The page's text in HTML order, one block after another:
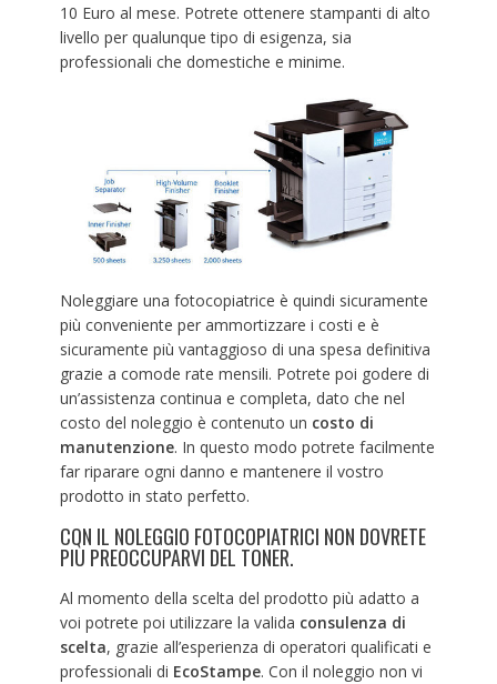
10 Euro al mese. Potrete ottenere stampanti di alto
livello per qualunque tipo di esigenza, sia
professionali che domestiche e minime.
Noleggiare una fotocopiatrice è quindi sicuramente
più conveniente per ammortizzare i costi e è
sicuramente più vantaggioso di una spesa definitiva
grazie a comode rate mensili. Potrete poi godere di
un’assistenza continua e completa, dato che nel
costo del noleggio è contenuto un costo di
manutenzione. In questo modo potrete facilmente
far riparare ogni danno e mantenere il vostro
prodotto in stato perfetto.
CON IL NOLEGGIO FOTOCOPIATRICI NON DOVRETE
PIÙ PREOCCUPARVI DEL TONER.
Al momento della scelta del prodotto più adatto a
voi potrete poi utilizzare la valida consulenza di
scelta, grazie all’esperienza di operatori qualificati e
professionali di EcoStampe. Con il noleggio non vi